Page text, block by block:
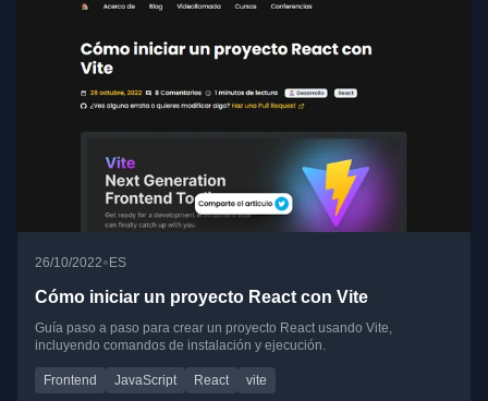
26/10/2022• ES
Cómo iniciar un proyecto React con Vite
Guía paso a paso para crear un proyecto React usando Vite,
incluyendo comandos de instalación y ejecución.
Frontend JavaScript React vite